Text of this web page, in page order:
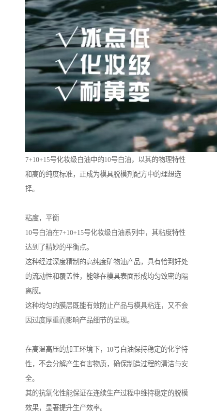
7+10+15号化妆级白油中的10号白油，以其的物理特性
和高的纯度标准，正成为模具脱模剂配方中的理想选
择。
粘度，平衡
10号白油在7+10+15号化妆级白油系列中，其粘度特性
达到了精妙的平衡点。
这种经过深度精制的高纯度矿物油产品，具有恰到好处
的流动性和覆盖性，能够在模具表面形成均匀致密的隔
离膜。
这种均匀的膜层既能有效防止产品与模具粘连，又不会
因过度厚重而影响产品细节的呈现。
在高温高压的加工环境下，10号白油保持稳定的化学特
性，不会分解产生有害物质，确保制造过程的清洁与安
全。
其的抗氧化性能保证在连续生产过程中维持稳定的脱模
效果，显著提升生产效率。